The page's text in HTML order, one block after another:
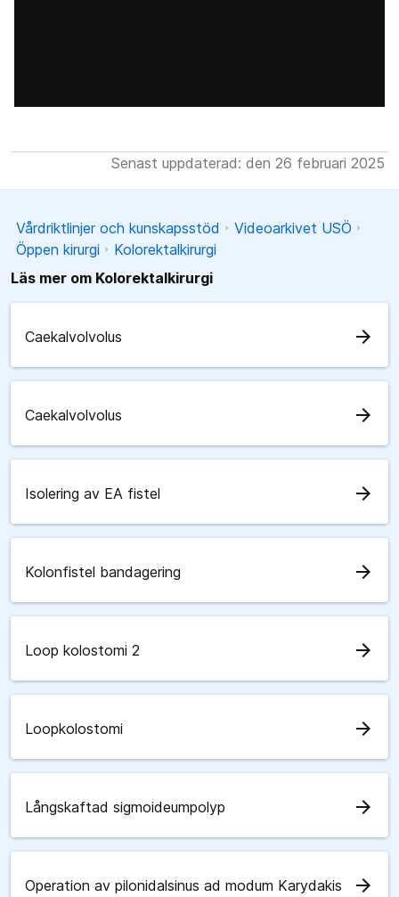
Senast uppdaterad: den 26 februari 2025
Vårdriktlinjer och kunskapsstöd
Videoarkivet USÖ
Öppen kirurgi
Kolorektalkirurgi
Läs mer om Kolorektalkirurgi
Caekalvolvolus arrow_forward
Caekalvolvolus arrow_forward
Isolering av EA fistel arrow_forward
Kolonfistel bandagering arrow_forward
Loop kolostomi 2 arrow_forward
Loopkolostomi arrow_forward
Långskaftad sigmoideumpolyp arrow_forward
Operation av pilonidalsinus ad modum Karydakis arrow_forward